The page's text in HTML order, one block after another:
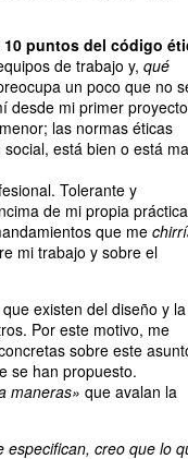
10 puntos del código
de trabajo y, qué
un poco que no
desde mi primer
las normas éticas
está bien o está
Tolerante y
de mi propia
que me
mi trabajo y sobre el
existen del diseño y la
Por este motivo, me
sobre este
se han propuesto.
maneras» que avalan la
creo que lo